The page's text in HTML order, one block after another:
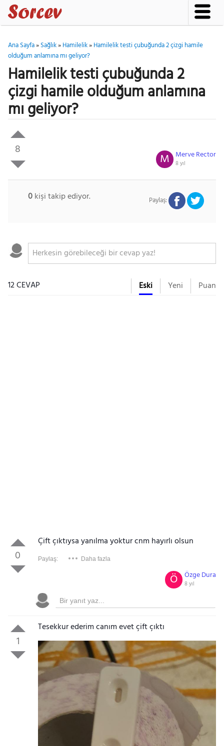
Ana Sayfa»Sağlık»Hamilelik»Hamilelik testi çubuğunda 2 çizgi hamile
olduğum anlamına mı geliyor?
Hamilelik testi çubuğunda 2
çizgi hamile olduğum anlamına
mı geliyor?
8 Merve Rector
8 yıl
M
0kişi takip ediyor. Paylaş:
12 CEVAP Eski Yeni Puan
0
Çift çıktıysa yanılma yoktur cnm hayırlı olsun
Paylaş: Daha fazla
Özge Dura
8 yıl
Ö
1
Tesekkur ederim canım evet çift çıktı